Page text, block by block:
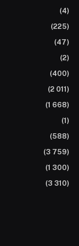
(4)
(225)
(47)
(2)
(400)
(2 011)
(1 668)
(1)
(588)
(3 759)
(1 300)
(3 310)